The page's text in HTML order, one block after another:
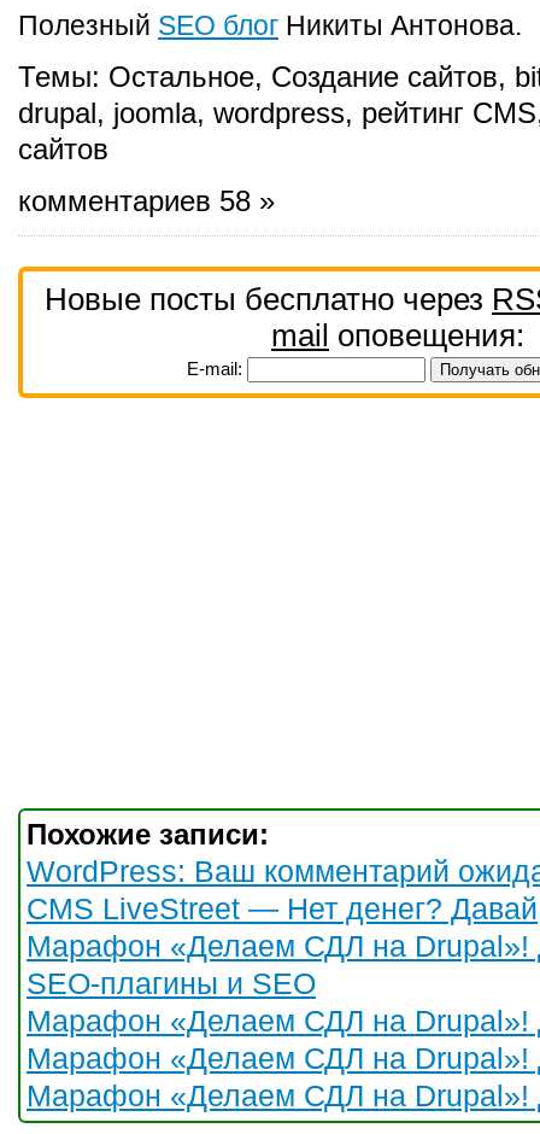
Полезный SEO блог Никиты Антонова.
Темы: Остальное, Создание сайтов,
drupal, joomla, wordpress, рейтинг CMS
сайтов
комментариев 58 »
Новые посты бесплатно через
mail оповещения:
E-mail:
Похожие записи:
WordPress: Ваш комментарий
CMS LiveStreet — Нет денег?
Марафон «Делаем СДЛ на Drupal»!
SEO-плагины и SEO
Марафон «Делаем СДЛ на Drupal»!
Марафон «Делаем СДЛ на Drupal»!
Марафон «Делаем СДЛ на Drupal»!